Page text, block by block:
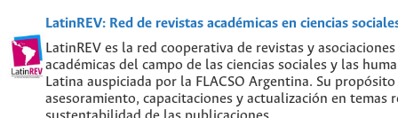
LatinREV: Red de revistas académicas en ciencias
LatinREV es la red cooperativa de revistas y
académicas del campo de las ciencias sociales y las
Latina auspiciada por la FLACSO Argentina. Su
asesoramiento, capacitaciones y actualización en temas